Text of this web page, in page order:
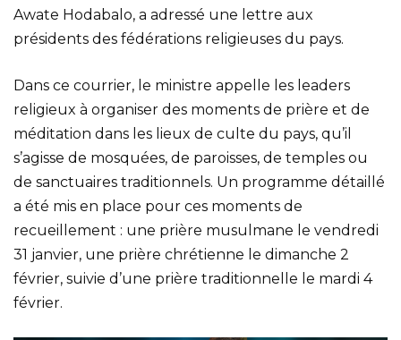
Awate Hodabalo, a adressé une lettre aux
présidents des fédérations religieuses du pays.
Dans ce courrier, le ministre appelle les leaders
religieux à organiser des moments de prière et de
méditation dans les lieux de culte du pays, qu’il
s’agisse de mosquées, de paroisses, de temples ou
de sanctuaires traditionnels. Un programme détaillé
a été mis en place pour ces moments de
recueillement : une prière musulmane le vendredi
31 janvier, une prière chrétienne le dimanche 2
février, suivie d’une prière traditionnelle le mardi 4
février.